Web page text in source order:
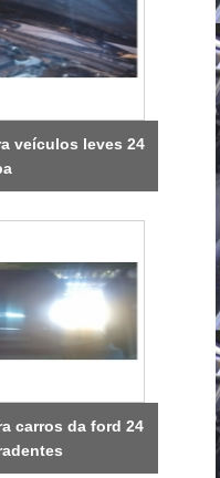
veículos leves 24
carros da ford 24